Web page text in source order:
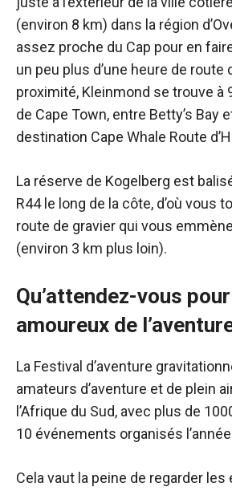
(environ 8 km) dans la région
assez proche du Cap pour en
un peu plus d’une heure de route
proximité, Kleinmond se trouve à
de Cape Town, entre Betty’s Bay
destination Cape Whale Route
La réserve de Kogelberg est
R44 le long de la côte, d’où vous
route de gravier qui vous emmène
(environ 3 km plus loin).
Qu’attendez-vous
amoureux de
La Festival d’aventure
amateurs d’aventure et de plein
l’Afrique du Sud, avec plus de
10 événements organisés
Cela vaut la peine de regarder